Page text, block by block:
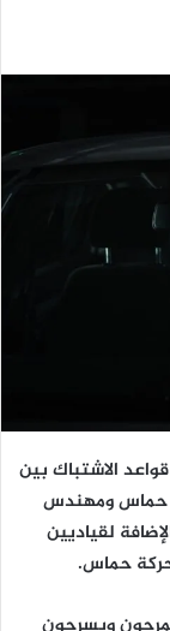
الاشتباك بين
حماس ومهندس
لقياديين
حماس.